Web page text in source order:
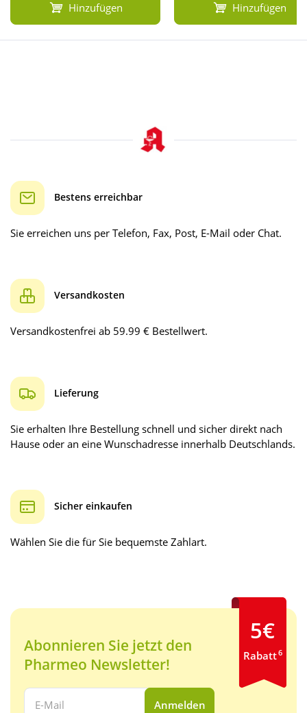
Hinzufügen Hinzufügen
Bestens erreichbar
Sie erreichen uns per Telefon, Fax, Post, E-Mail oder Chat.
Versandkosten
Versandkostenfrei ab 59.99 € Bestellwert.
Lieferung
Sie erhalten Ihre Bestellung schnell und sicher direkt nach
Hause oder an eine Wunschadresse innerhalb Deutschlands.
Sicher einkaufen
Wählen Sie die für Sie bequemste Zahlart.
Abonnieren Sie jetzt den
Pharmeo Newsletter!
Ihre E-Mail Adresse:
Anmelden
5€
Rabatt6